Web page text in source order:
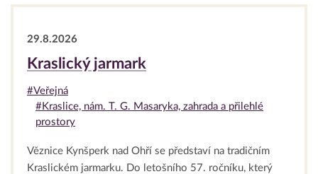
29.8.2026
Kraslický jarmark
#Veřejná
#Kraslice, nám. T. G. Masaryka, zahrada a přilehlé
prostory
Věznice Kynšperk nad Ohří se představí na tradičním
Kraslickém jarmarku. Do letošního 57. ročníku, který